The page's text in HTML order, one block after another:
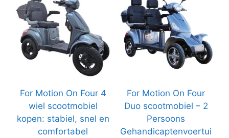
For Motion On Four 4
wiel scootmobiel
kopen: stabiel, snel en
comfortabel
For Motion On Four
Duo scootmobiel – 2
Persoons
Gehandicaptenvoertui